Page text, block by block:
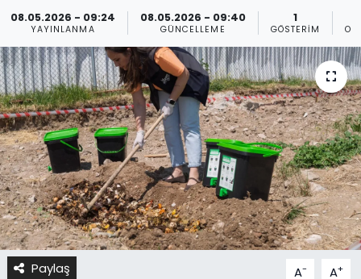
08.05.2026 - 09:24
YAYINLANMA
08.05.2026 - 09:40
GÜNCELLEME
1
GÖSTERIM
Paylaş A- A+